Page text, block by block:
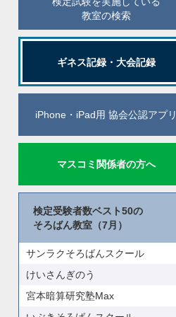
教室の検索
ギネス記録・大会記録
iPhone・iPad用 協会公認アプリ
マスコミ関係者の方へ
検定受験者数ベスト50の
そろばん教室（7月）
サンラクそろばんスクール
けいさんぎのう
宮本暗算研究塾Max